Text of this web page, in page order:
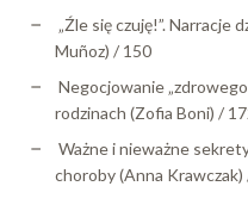
„Źle się czuję!”. Narracje
Muñoz) / 150
Negocjowanie
rodzinach (Zofia Boni) /
Ważne i nieważne
choroby (Anna Krawczak)